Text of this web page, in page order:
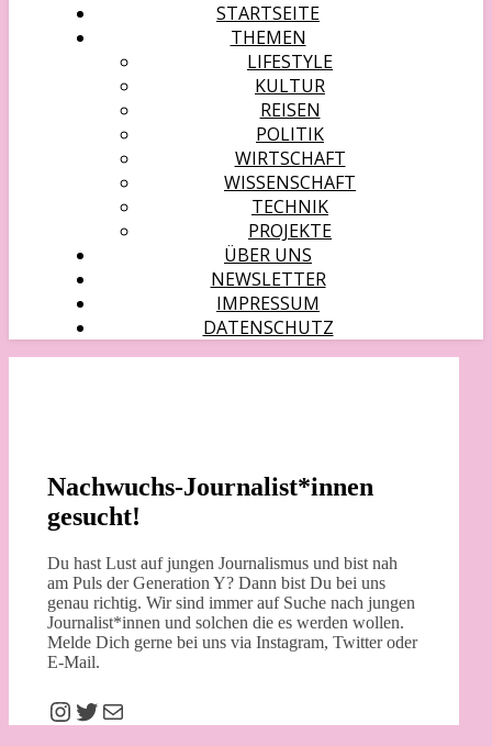
STARTSEITE
THEMEN
LIFESTYLE
KULTUR
REISEN
POLITIK
WIRTSCHAFT
WISSENSCHAFT
TECHNIK
PROJEKTE
ÜBER UNS
NEWSLETTER
IMPRESSUM
DATENSCHUTZ
Nachwuchs-Journalist*innen
gesucht!
Du hast Lust auf jungen Journalismus und bist nah
am Puls der Generation Y? Dann bist Du bei uns
genau richtig. Wir sind immer auf Suche nach jungen
Journalist*innen und solchen die es werden wollen.
Melde Dich gerne bei uns via Instagram, Twitter oder
E-Mail.
Instagram
Twitter
E-Mail